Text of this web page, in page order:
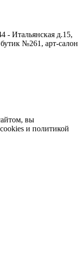
- Итальянская д.15,
№261, арт-салон
вы
и политикой